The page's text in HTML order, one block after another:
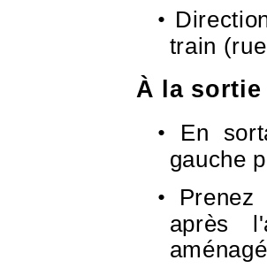
•
train
À la sortie
•
En
gauche
•
après